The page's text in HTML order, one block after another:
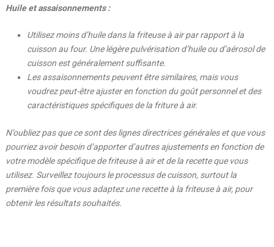
Huile et assaisonnements :
Utilisez moins d’huile dans la friteuse à air par rapport à la
cuisson au four. Une légère pulvérisation d’huile ou d’aérosol de
cuisson est généralement suffisante.
Les assaisonnements peuvent être similaires, mais vous
voudrez peut-être ajuster en fonction du goût personnel et des
caractéristiques spécifiques de la friture à air.
N’oubliez pas que ce sont des lignes directrices générales et que vous
pourriez avoir besoin d’apporter d’autres ajustements en fonction de
votre modèle spécifique de friteuse à air et de la recette que vous
utilisez. Surveillez toujours le processus de cuisson, surtout la
première fois que vous adaptez une recette à la friteuse à air, pour
obtenir les résultats souhaités.